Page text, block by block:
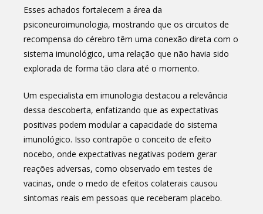
Esses achados fortalecem a área da
psiconeuroimunologia, mostrando que os circuitos de
recompensa do cérebro têm uma conexão direta com o
sistema imunológico, uma relação que não havia sido
explorada de forma tão clara até o momento.
Um especialista em imunologia destacou a relevância
dessa descoberta, enfatizando que as expectativas
positivas podem modular a capacidade do sistema
imunológico. Isso contrapõe o conceito de efeito
nocebo, onde expectativas negativas podem gerar
reações adversas, como observado em testes de
vacinas, onde o medo de efeitos colaterais causou
sintomas reais em pessoas que receberam placebo.